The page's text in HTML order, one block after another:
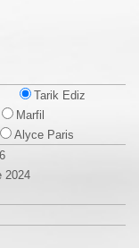
Tarik Ediz
Marfil
Alyce Paris
2024